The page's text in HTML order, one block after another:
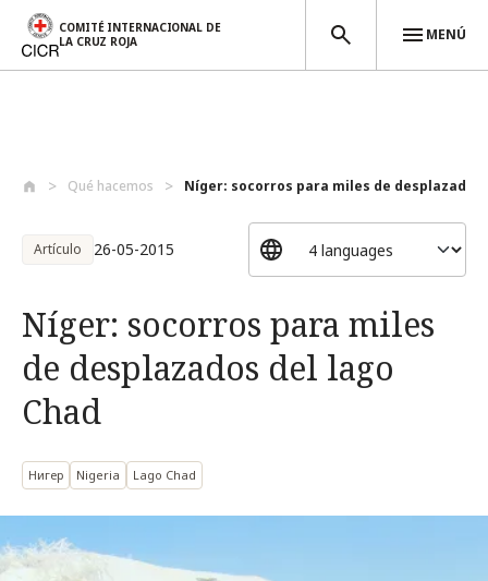
COMITÉ INTERNACIONAL DE
LA CRUZ ROJA
MENÚ
Qué hacemos Níger: socorros para miles de desplazado...
Artículo 26-05-2015
Níger: socorros para miles
de desplazados del lago
Chad
Нигер Nigeria Lago Chad